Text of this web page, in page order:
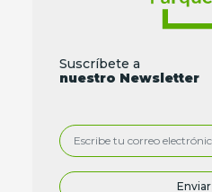
Suscríbete a
nuestro Newsletter
Enviar